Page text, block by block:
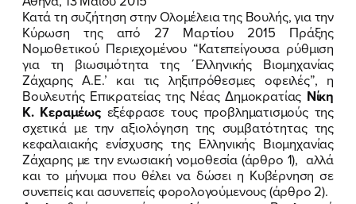
Κατά τη συζήτηση στην Ολομέλεια της Βουλής, για την
Κύρωση της από 27 Μαρτίου 2015 Πράξης
Νομοθετικού Περιεχομένου “Κατεπείγουσα ρύθμιση
για τη βιωσιμότητα της ΄Ελληνικής Βιομηχανίας
Ζάχαρης Α.Ε.’ και τις ληξιπρόθεσμες οφειλές”, η
Βουλευτής Επικρατείας της Νέας Δημοκρατίας Νίκη
Κ. Κεραμέωςεξέφρασε τους προβληματισμούς της
σχετικά με την αξιολόγηση της συμβατότητας της
κεφαλαιακής ενίσχυσης της Ελληνικής Βιομηχανίας
Ζάχαρης με την ενωσιακή νομοθεσία (άρθρο 1), αλλά
και το μήνυμα που θέλει να δώσει η Κυβέρνηση σε
συνεπείς και ασυνεπείς φορολογούμενους (άρθρο 2).
Εάν θέλετε να ενημερώνεστε για τις
δράσεις μας, μπορείτε να δηλώσετε
παρακάτω τα στοιχεία σας:
ΣΥΜΠΛΗΡΩΣΤΕ ΤΗ ΦΟΡΜΑ
ΟΝΟΜΑ
ΕΠΙΘΕΤΟ*
Εάν θέλετε να ενημερώνεστε για τις
δράσεις μας, μπορείτε να δηλώσετε
παρακάτω τα στοιχεία σας:
ΣΥΜΠΛΗΡΩΣΤΕ ΤΗ ΦΟΡΜΑ
ΟΝΟΜΑ
ΕΠΙΘΕΤΟ*